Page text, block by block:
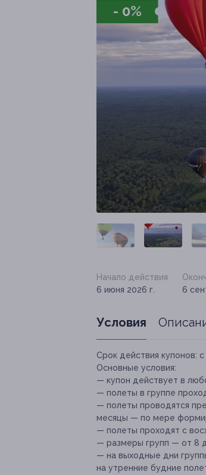
- 0%
Начало действия
6 июня 2026 г.
6
Условия
Срок действия купонов:
Основные условия:
— купон действует в
— полеты в группе
— полеты проводятся
месяцы — по мере
— полеты проходят с
— размеры групп — от 8
— на выходные дни
на утренние будние